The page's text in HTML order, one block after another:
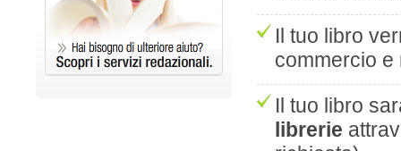
Il tuo libro
commercio
Il tuo libro
librerie